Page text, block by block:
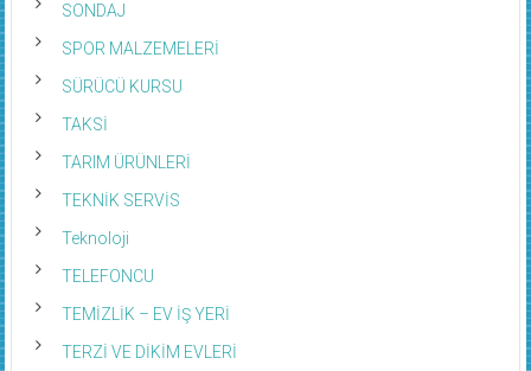
SONDAJ
SPOR MALZEMELERİ
SÜRÜCÜ KURSU
TAKSİ
TARIM ÜRÜNLERİ
TEKNİK SERVİS
Teknoloji
TELEFONCU
TEMİZLİK – EV İŞ YERİ
TERZİ VE DİKİM EVLERİ